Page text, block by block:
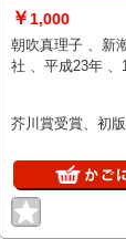
￥ 1,000
朝吹真理子 、新潮
社 、平成23年 、1
芥川賞受賞、初